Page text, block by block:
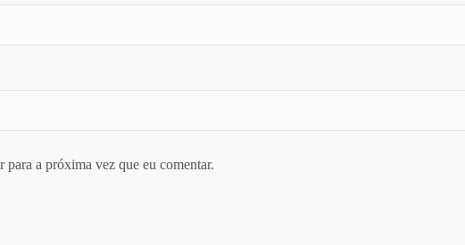
para a próxima vez que eu comentar.